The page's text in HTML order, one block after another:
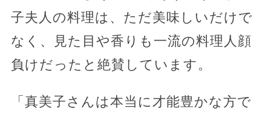
子夫人の料理は、ただ美味しいだけで
なく、見た目や香りも一流の料理人顔
負けだったと絶賛しています。
「真美子さんは本当に才能豊かな方で